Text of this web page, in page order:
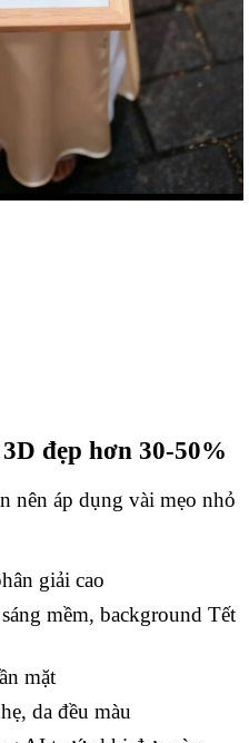
đẹp hơn 30-50%
nên áp dụng vài mẹo nhỏ
giải cao
mềm, background Tết
mặt
da đều màu